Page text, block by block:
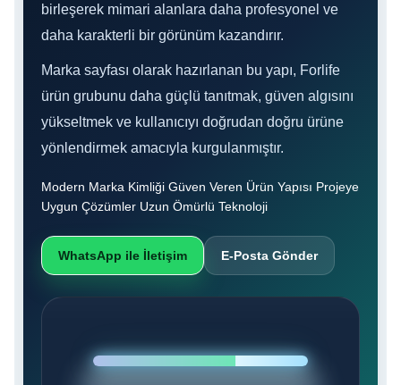
birleşerek mimari alanlara daha profesyonel ve
daha karakterli bir görünüm kazandırır.
Marka sayfası olarak hazırlanan bu yapı, Forlife
ürün grubunu daha güçlü tanıtmak, güven algısını
yükseltmek ve kullanıcıyı doğrudan doğru ürüne
yönlendirmek amacıyla kurgulanmıştır.
Modern Marka Kimliği Güven Veren Ürün Yapısı Projeye
Uygun Çözümler Uzun Ömürlü Teknoloji
WhatsApp ile İletişim E-Posta Gönder